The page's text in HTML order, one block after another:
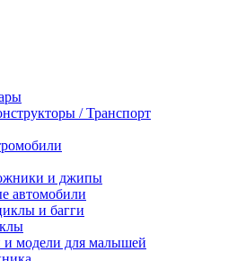
/ Транспорт
и джипы
автомобили
и багги
и модели для малышей